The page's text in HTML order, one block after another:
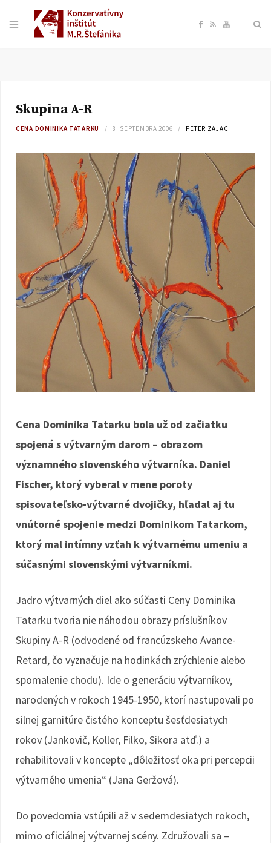
F
o
k
R Y
Skupina A-R
CENA DOMINIKA TATARKU 8. SEPTEMBRA 2006 PETER ZAJAC
Cena Dominika Tatarku bola už od začiatku
spojená s výtvarným darom – obrazom
významného slovenského výtvarníka. Daniel
Fischer, ktorý vyberal v mene poroty
spisovateľsko-výtvarné dvojičky, hľadal aj tu
vnútorné spojenie medzi Dominikom Tatarkom,
ktorý mal intímny vzťah k výtvarnému umeniu a
súčasnými slovenskými výtvarníkmi.
Jadro výtvarných diel ako súčasti Ceny Dominika
Tatarku tvoria nie náhodou obrazy príslušníkov
Skupiny A-R (odvodené od francúzskeho Avance-
Retard, čo vyznačuje na hodinkách zrýchlenie alebo
spomalenie chodu). Ide o generáciu výtvarníkov,
narodených v rokoch 1945-1950, ktorí nastupovali po
silnej garnitúre čistého konceptu šesťdesiatych
rokov (Jankovič, Koller, Filko, Sikora atď.) a
rehabilitovali v koncepte „dôležitosť oka pri percepcii
výtvarného umenia“ (Jana Geržová).
Do povedomia vstúpili až v sedemdesiatych rokoch,
mimo oficiálnej výtvarnej scény. Združovali sa –